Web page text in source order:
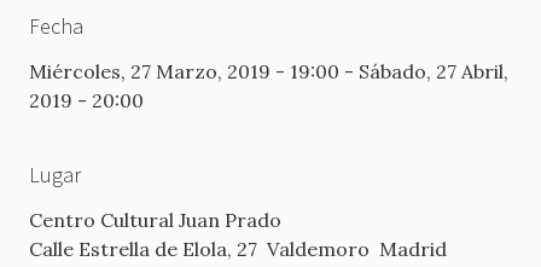
Fecha
Miércoles, 27 Marzo, 2019 - 19:00 - Sábado, 27 Abril,
2019 - 20:00
Lugar
Centro Cultural Juan Prado
Calle Estrella de Elola, 27 Valdemoro Madrid